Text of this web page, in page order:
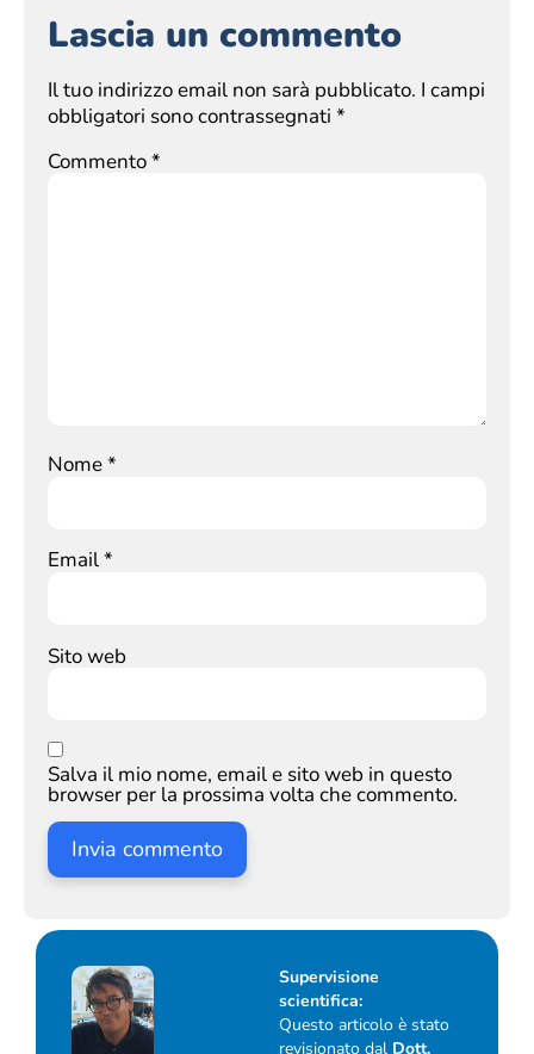
Lascia un commento
Il tuo indirizzo email non sarà pubblicato. I campi
obbligatori sono contrassegnati *
Commento*
Nome*
Email*
Sito web
Salva il mio nome, email e sito web in questo
browser per la prossima volta che commento.
Supervisione
scientifica:
Questo articolo è stato
revisionato dal Dott.